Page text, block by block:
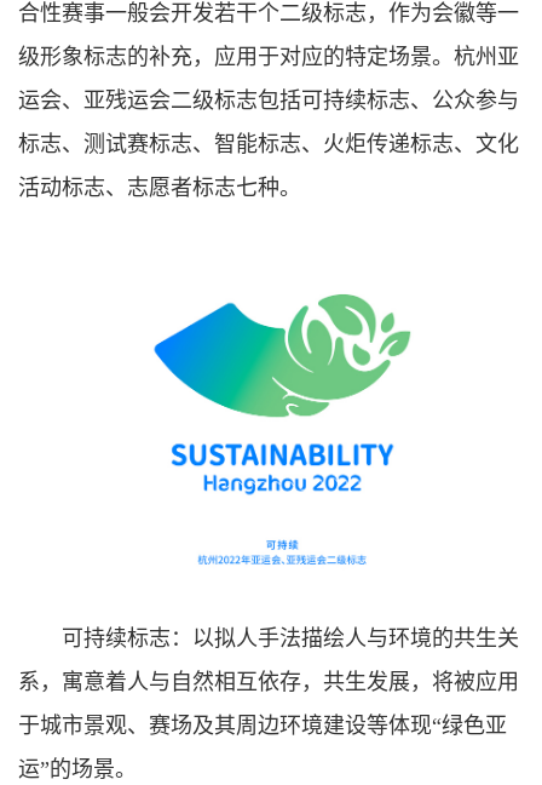
合性赛事一般会开发若干个二级标志，作为会徽等一
级形象标志的补充，应用于对应的特定场景。杭州亚
运会、亚残运会二级标志包括可持续标志、公众参与
标志、测试赛标志、智能标志、火炬传递标志、文化
活动标志、志愿者标志七种。
可持续标志：以拟人手法描绘人与环境的共生关
系，寓意着人与自然相互依存，共生发展，将被应用
于城市景观、赛场及其周边环境建设等体现“绿色亚
运”的场景。